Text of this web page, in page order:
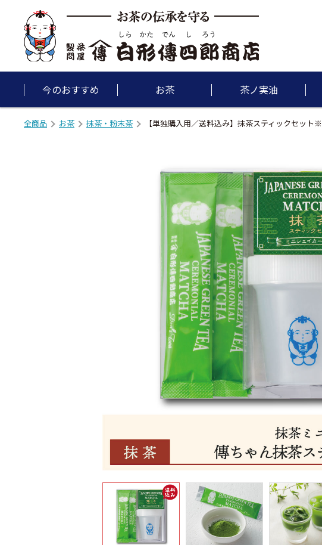
今のおすすめ お茶 茶ノ実油
全商品 お茶 抹茶・粉末茶 【単独購入用／送料込み】抹茶スティックセット